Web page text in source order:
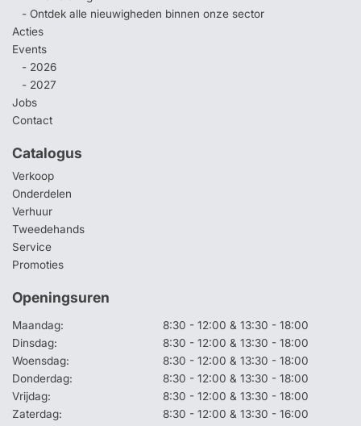
- Ontdek alle nieuwigheden binnen onze sector
Acties
Events
- 2026
- 2027
Jobs
Contact
Catalogus
Verkoop
Onderdelen
Verhuur
Tweedehands
Service
Promoties
Openingsuren
Maandag:
8:30 - 12:00 & 13:30 - 18:00
Dinsdag:
8:30 - 12:00 & 13:30 - 18:00
Woensdag:
8:30 - 12:00 & 13:30 - 18:00
Donderdag:
8:30 - 12:00 & 13:30 - 18:00
Vrijdag:
8:30 - 12:00 & 13:30 - 18:00
Zaterdag:
8:30 - 12:00 & 13:30 - 16:00